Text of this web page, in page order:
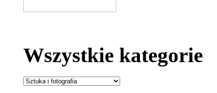
Wszystkie kategorie